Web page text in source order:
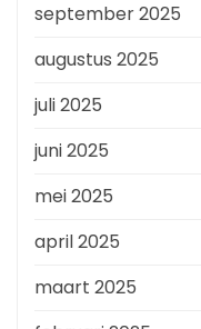
september 2025
augustus 2025
juli 2025
juni 2025
mei 2025
april 2025
maart 2025